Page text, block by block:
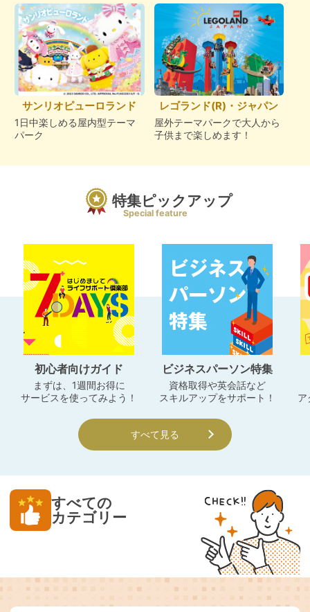
サンリオピューロランド
1日中楽しめる屋内型テーマ
パーク
レゴランド(R)・ジャパン
屋外テーマパークで大人から
子供まで楽しめます！
特集ピックアップ
Special feature
初心者向けガイド
まずは、1週間お得に
サービスを使ってみよう！
ビジネスパーソン特集
資格取得や英会話など
スキルアップをサポート！
ア
すべて見る
すべての
カテゴリー